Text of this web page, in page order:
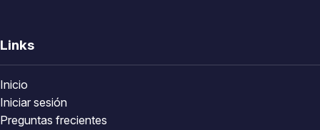
Links
Inicio
Iniciar sesión
Preguntas frecientes